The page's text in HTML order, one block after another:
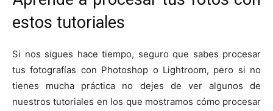
estos tutoriales
Si nos sigues hace tiempo, seguro que sabes procesar
tus fotografías con Photoshop o Lightroom, pero si no
tienes mucha práctica no dejes de ver algunos de
nuestros tutoriales en los que mostramos cómo procesar